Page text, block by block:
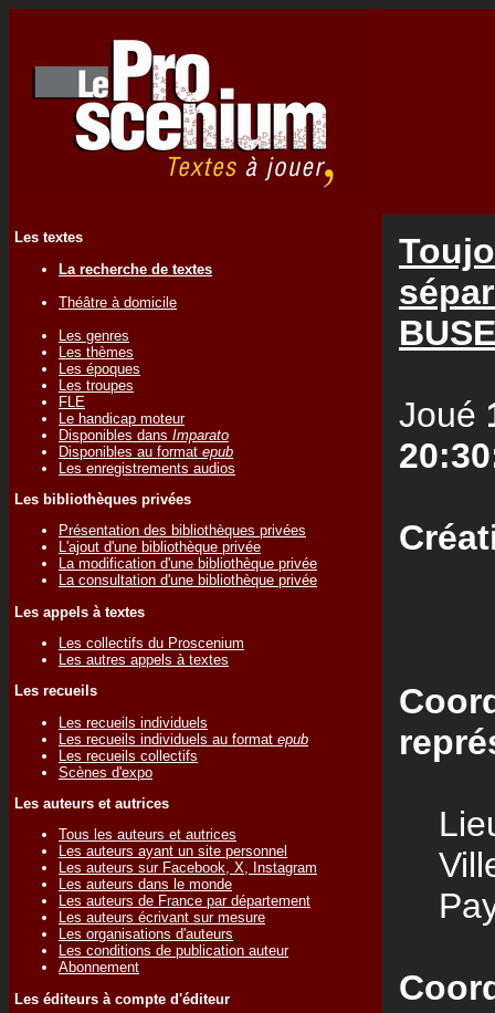
Les textes
La recherche de textes
Théâtre à domicile
Les genres
Les thèmes
Les époques
Les troupes
FLE
Le handicap moteur
Disponibles dans Imparato
Disponibles au format epub
Les enregistrements audios
Les bibliothèques privées
Présentation des bibliothèques privées
L'ajout d'une bibliothèque privée
La modification d'une bibliothèque privée
La consultation d'une bibliothèque privée
Les appels à textes
Les collectifs du Proscenium
Les autres appels à textes
Les recueils
Les recueils individuels
Les recueils individuels au format epub
Les recueils collectifs
Scènes d'expo
Les auteurs et autrices
Tous les auteurs et autrices
Les auteurs ayant un site personnel
Les auteurs sur Facebook, X, Instagram
Les auteurs dans le monde
Les auteurs de France par département
Les auteurs écrivant sur mesure
Les organisations d'auteurs
Les conditions de publication auteur
Abonnement
Les éditeurs à compte d'éditeur
Joué